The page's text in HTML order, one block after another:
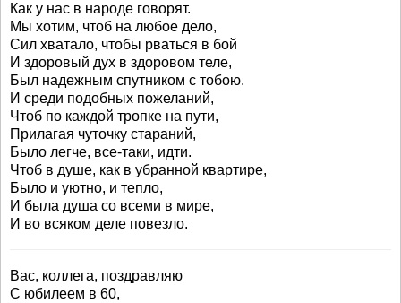
Как у нас в народе говорят.
Мы хотим, чтоб на любое дело,
Сил хватало, чтобы рваться в бой
И здоровый дух в здоровом теле,
Был надежным спутником с тобою.
И среди подобных пожеланий,
Чтоб по каждой тропке на пути,
Прилагая чуточку стараний,
Было легче, все-таки, идти.
Чтоб в душе, как в убранной квартире,
Было и уютно, и тепло,
И была душа со всеми в мире,
И во всяком деле повезло.
Вас, коллега, поздравляю
С юбилеем в 60,